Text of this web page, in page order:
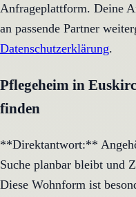
Anfrageplattform. Deine
an passende Partner
Datenschutzerklärung.
Pflegeheim in
finden
**Direktantwort:**
Suche planbar bleibt und
Diese Wohnform ist